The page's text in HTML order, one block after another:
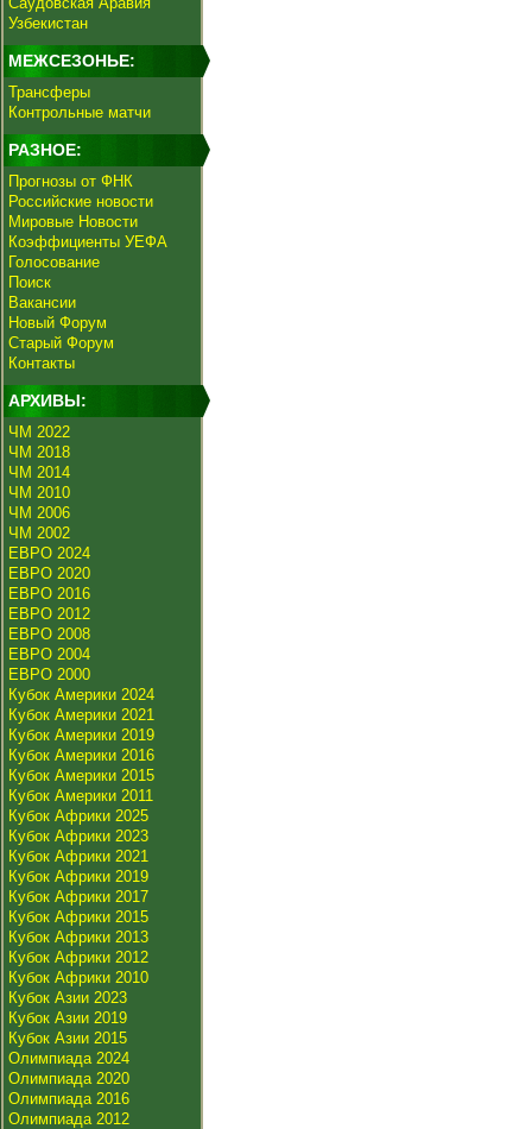
Узбекистан
МЕЖСЕЗОНЬЕ:
Трансферы
Контрольные матчи
РАЗНОЕ:
Прогнозы от ФНК
Российские новости
Мировые Новости
Коэффициенты УЕФА
Голосование
Поиск
Вакансии
Новый Форум
Старый Форум
Контакты
АРХИВЫ:
ЧМ 2022
ЧМ 2018
ЧМ 2014
ЧМ 2010
ЧМ 2006
ЧМ 2002
ЕВРО 2024
ЕВРО 2020
ЕВРО 2016
ЕВРО 2012
ЕВРО 2008
ЕВРО 2004
ЕВРО 2000
Кубок Америки 2024
Кубок Америки 2021
Кубок Америки 2019
Кубок Америки 2016
Кубок Америки 2015
Кубок Америки 2011
Кубок Африки 2025
Кубок Африки 2023
Кубок Африки 2021
Кубок Африки 2019
Кубок Африки 2017
Кубок Африки 2015
Кубок Африки 2013
Кубок Африки 2012
Кубок Африки 2010
Кубок Азии 2023
Кубок Азии 2019
Кубок Азии 2015
Олимпиада 2024
Олимпиада 2020
Олимпиада 2016
Олимпиада 2012